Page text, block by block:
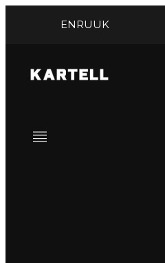
ENRUUK